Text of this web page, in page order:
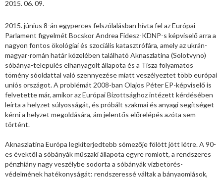
2015. 06. 09.
2015. június 8-án egyperces felszólalásban hívta fel az Európai
Parlament figyelmét Bocskor Andrea Fidesz-KDNP-s képviselő arra a
nagyon fontos ökológiai és szociális katasztrófára, amely az ukrán-
magyar-román határ közelében található Aknaszlatina (Solotvyno)
sóbánya-település elhanyagolt állapota és a Tisza folyamatos
tömény sóoldattal való szennyezése miatt veszélyeztet több európai
uniós országot. A problémát 2008-ban Olajos Péter EP-képviselő is
felvetette már, amikor az Európai Bizottsághoz intézett kérdésében
leírta a helyzet súlyosságát, és próbált szakmai és anyagi segítséget
kérni a helyzet megoldására, ám jelentős előrelépés azóta sem
történt.
Aknaszlatina Európa legkiterjedtebb sómezője fölött jött létre. A 90-
es évektől a sóbányák műszaki állapota egyre romlott, a rendszeres
pénzhiány nagy veszélybe sodorta a sóbányák vízbetörés-
védelmének hatékonyságát: rendszeressé váltak a bányaomlások,